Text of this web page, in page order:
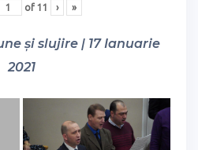
of 11 › »
și slujire | 17 Ianuarie
2021